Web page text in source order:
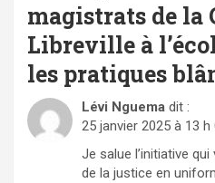
magistrats de la
Libreville à
les pratiques
Lévi Nguema dit :
25 janvier 2025 à 13 h
Je salue l’initiative
de la justice en